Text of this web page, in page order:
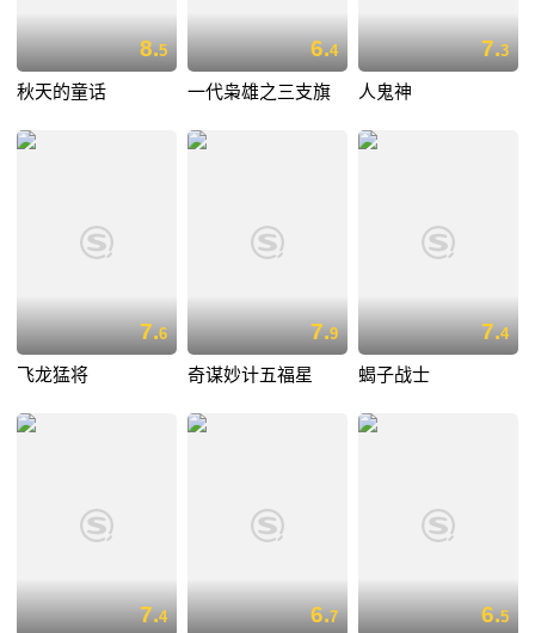
8.5
秋天的童话
6.4
一代枭雄之三支旗
7.3
人鬼神
7.6
飞龙猛将
7.9
奇谋妙计五福星
7.4
蝎子战士
7.4 6.7 6.5